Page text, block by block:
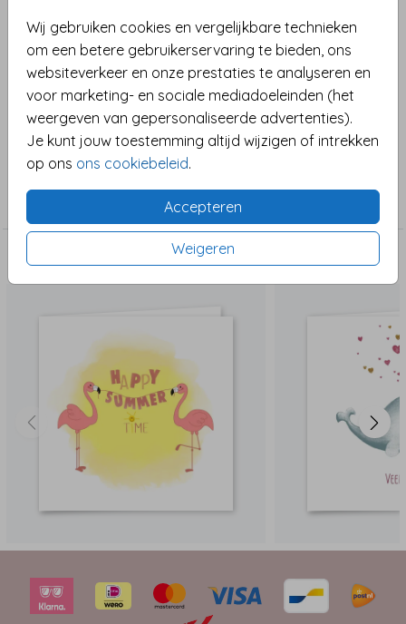
Wij gebruiken cookies en vergelijkbare technieken
om een betere gebruikerservaring te bieden, ons
websiteverkeer en onze prestaties te analyseren en
voor marketing- en sociale mediadoeleinden (het
weergeven van gepersonaliseerde advertenties).
Je kunt jouw toestemming altijd wijzigen of intrekken
op ons ons cookiebeleid.
Accepteren
Weigeren
Zomerse vakantiekaart met je eigen foto op een
vrolijke print met cocktailglazen en citroenschijfjes.
De foto en teksten kunnen eenvoudig worden
aangepast.
Toon meer
Collectie
Dit vind je misschien ook leuk